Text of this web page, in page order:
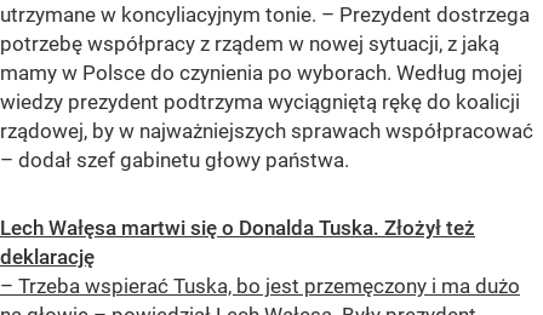
utrzymane w koncyliacyjnym tonie. – Prezydent dostrzega
potrzebę współpracy z rządem w nowej sytuacji, z jaką
mamy w Polsce do czynienia po wyborach. Według mojej
wiedzy prezydent podtrzyma wyciągniętą rękę do koalicji
rządowej, by w najważniejszych sprawach współpracować
– dodał szef gabinetu głowy państwa.
Lech Wałęsa martwi się o Donalda Tuska. Złożył też
deklarację
– Trzeba wspierać Tuska, bo jest przemęczony i ma dużo